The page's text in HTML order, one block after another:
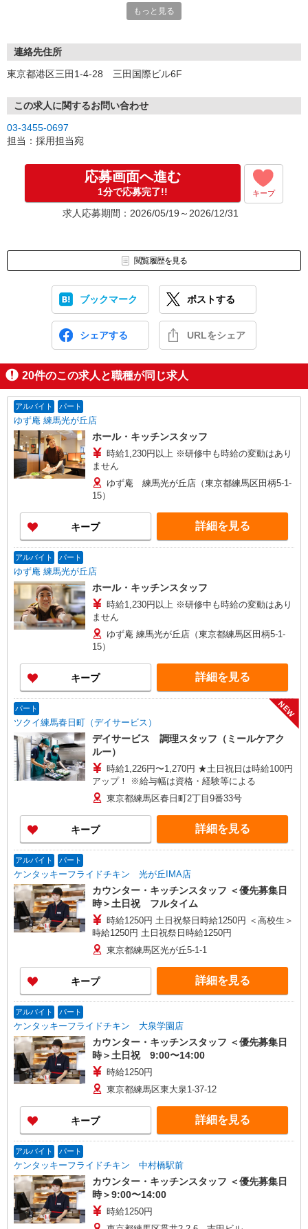
KANECL
もっと見る
連絡先住所
東京都港区三田1-4-28 三田国際ビル6F
この求人に関するお問い合わせ
03-3455-0697
担当：採用担当宛
応募画面へ進む
1分で応募完了!! キープ
求人応募期間：2026/05/19～2026/12/31
閲覧履歴を見る
ブックマーク ポストする
シェアする URLをシェア
20件のこの求人と職種が同じ求人
アルバイト パート
ゆず庵 練馬光が丘店
ホール・キッチンスタッフ
時給1,230円以上 ※研修中も時給の変動はあり
ません
ゆず庵 練馬光が丘店（東京都練馬区田柄5-1-
15）
キープ 詳細を見る
アルバイト パート
ゆず庵 練馬光が丘店
ホール・キッチンスタッフ
時給1,230円以上 ※研修中も時給の変動はあり
ません
ゆず庵 練馬光が丘店（東京都練馬区田柄5-1-
15）
キープ 詳細を見る
パート
ツクイ練馬春日町（デイサービス）
NEW
デイサービス 調理スタッフ（ミールケアク
ルー）
時給1,226円〜1,270円 ★土日祝日は時給100円
アップ！ ※給与幅は資格・経験等による
東京都練馬区春日町2丁目9番33号
キープ 詳細を見る
アルバイト パート
ケンタッキーフライドチキン 光が丘IMA店
カウンター・キッチンスタッフ ＜優先募集日
時＞土日祝 フルタイム
時給1250円 土日祝祭日時給1250円 ＜高校生＞
時給1250円 土日祝祭日時給1250円
東京都練馬区光が丘5-1-1
キープ 詳細を見る
アルバイト パート
ケンタッキーフライドチキン 大泉学園店
カウンター・キッチンスタッフ ＜優先募集日
時＞土日祝 9:00〜14:00
時給1250円
東京都練馬区東大泉1-37-12
キープ 詳細を見る
アルバイト パート
ケンタッキーフライドチキン 中村橋駅前
カウンター・キッチンスタッフ ＜優先募集日
時＞9:00〜14:00
時給1250円